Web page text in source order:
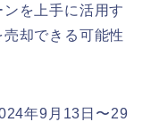
を上手に活用す
却できる可能性
年9月13日〜29